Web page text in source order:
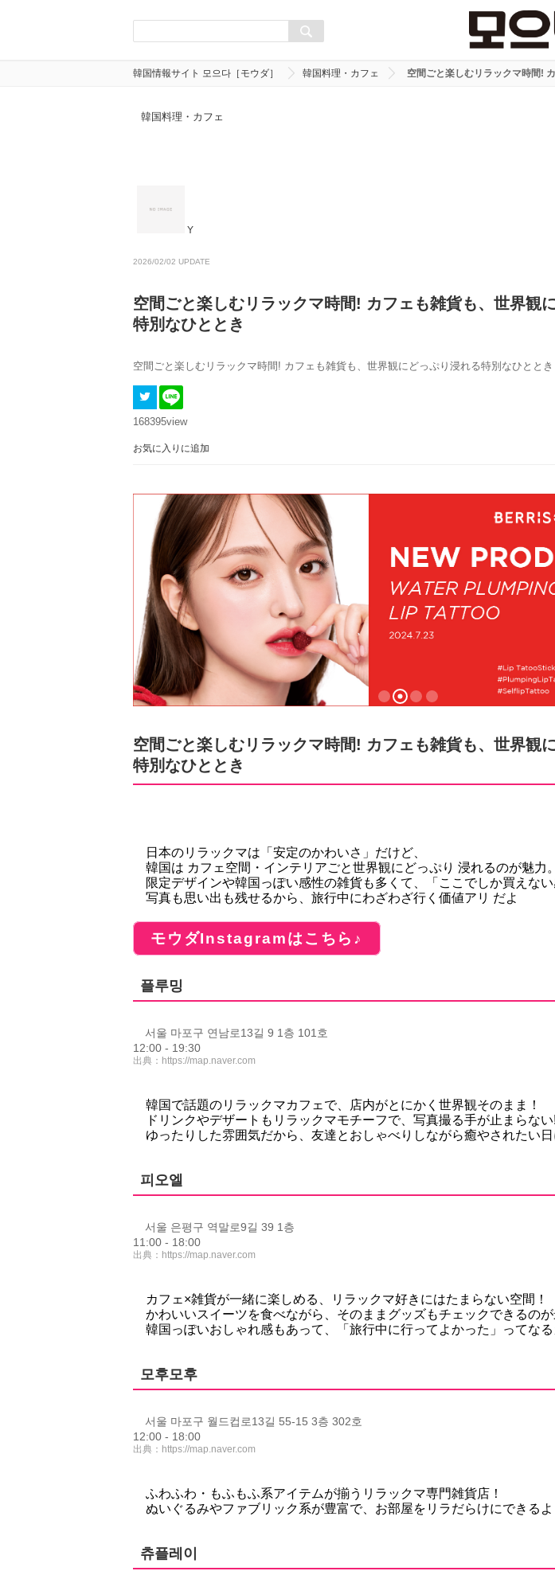
韓国情報サイト 모으다［モウダ］ 韓国料理・カフェ 空間ごと楽しむリラックマ時間!
韓国料理・カフェ
Y
2026/02/02 UPDATE
空間ごと楽しむリラックマ時間! カフェも雑貨も、世界観
特別なひととき
空間ごと楽しむリラックマ時間! カフェも雑貨も、世界観にどっぷり浸れる特別なひととき
168395view
お気に入りに追加
空間ごと楽しむリラックマ時間! カフェも雑貨も、世界観
特別なひととき
日本のリラックマは「安定のかわいさ」だけど、
韓国は カフェ空間・インテリアごと世界観にどっぷり 浸れるのが魅力。
限定デザインや韓国っぽい感性の雑貨も多くて、「ここでしか買えない
写真も思い出も残せるから、旅行中にわざわざ行く価値アリ だよ
モウダInstagramはこちら♪
플루밍
서울 마포구 연남로13길 9 1층 101호
12:00 - 19:30
出典： https://map.naver.com
韓国で話題のリラックマカフェで、店内がとにかく世界観そのまま！
ドリンクやデザートもリラックマモチーフで、写真撮る手が止まらない!
ゆったりした雰囲気だから、友達とおしゃべりしながら癒やされたい
피오엘
서울 은평구 역말로9길 39 1층
11:00 - 18:00
出典： https://map.naver.com
カフェ×雑貨が一緒に楽しめる、リラックマ好きにはたまらない空間！
かわいいスイーツを食べながら、そのままグッズもチェックできるのが
韓国っぽいおしゃれ感もあって、「旅行中に行ってよかった」ってなる
모후모후
서울 마포구 월드컵로13길 55-15 3층 302호
12:00 - 18:00
出典： https://map.naver.com
ふわふわ・もふもふ系アイテムが揃うリラックマ専門雑貨店！
ぬいぐるみやファブリック系が豊富で、お部屋をリラだらけにできるよ
츄플레이